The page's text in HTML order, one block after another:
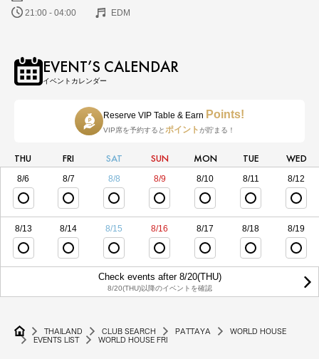
21:00 - 04:00 EDM
EVENT’S CALENDAR
イベントカレンダー
Reserve VIP Table & Earn Points!
VIP席を予約すると ポイント が貯まる！
THU FRI SAT SUN MON TUE WED
8/6 8/7 8/8 8/9 8/10 8/11 8/12
8/13 8/14 8/15 8/16 8/17 8/18 8/19
Check events after 8/20(THU)
8/20(THU)以降のイベントを確認
THAILAND CLUB SEARCH PATTAYA
WORLD HOUSE
EVENTS LIST
WORLD HOUSE FRI